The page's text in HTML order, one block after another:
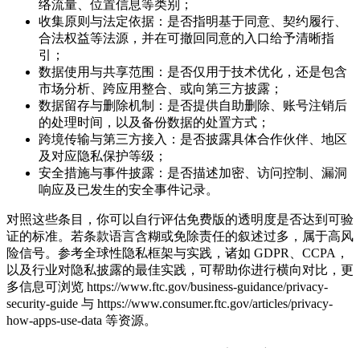
络流量、位置信息等类别；
收集原则与法定依据：是否指明基于同意、契约履行、
合法权益等法源，并在可撤回同意的入口给予清晰指
引；
数据使用与共享范围：是否仅用于技术优化，还是包含
市场分析、跨应用整合、或向第三方披露；
数据留存与删除机制：是否提供自助删除、账号注销后
的处理时间，以及备份数据的处置方式；
跨境传输与第三方接入：是否披露具体合作伙伴、地区
及对应隐私保护等级；
安全措施与事件披露：是否描述加密、访问控制、漏洞
响应及已发生的安全事件记录。
对照这些条目，你可以自行评估免费版的透明度是否达到可验
证的标准。若条款语言含糊或免除责任的叙述过多，属于高风
险信号。参考全球性隐私框架与实践，诸如 GDPR、CCPA，
以及行业对隐私披露的最佳实践，可帮助你进行横向对比，更
多信息可浏览 https://www.ftc.gov/business-guidance/privacy-
security-guide 与 https://www.consumer.ftc.gov/articles/privacy-
how-apps-use-data 等资源。